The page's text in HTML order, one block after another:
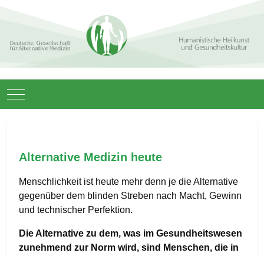
Mobile Menu Toggle
Alternative Medizin heute
Menschlichkeit ist heute mehr denn je die Alternative
gegenüber dem blinden Streben nach Macht, Gewinn
und technischer Perfektion.
Die Alternative zu dem, was im Gesundheitswesen
zunehmend zur Norm wird, sind Menschen, die in